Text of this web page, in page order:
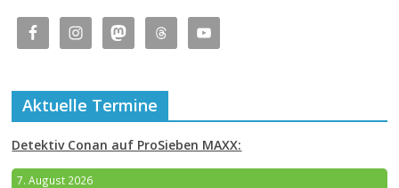
Aktuelle Termine
Detektiv Conan auf ProSieben MAXX:
7. August 2026